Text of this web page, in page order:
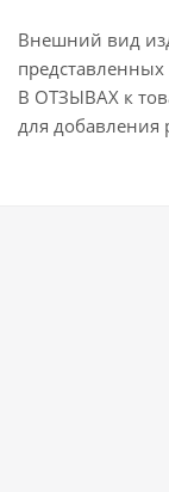
Внешний вид
представленных
В ОТЗЫВАХ к
для добавления